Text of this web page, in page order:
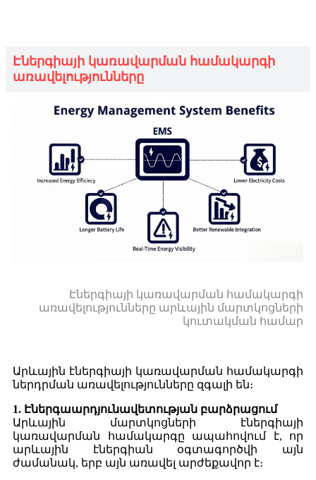
Էներգիայի կառավարման համակարգի
առավելությունները
Էներգիայի կառավարման համակարգի
առավելությունները արևային մարտկոցների
կուտակման համար
Արևային էներգիայի կառավարման համակարգի
ներդրման առավելությունները զգալի են։
1. Էներգաարդյունավետության բարձրացում
Արևային մարտկոցների էներգիայի
կառավարման համակարգը ապահովում է, որ
արևային էներգիան օգտագործվի այն
ժամանակ, երբ այն առավել արժեքավոր է։